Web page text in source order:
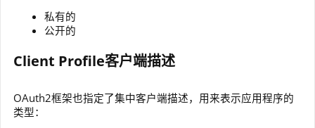
私有的
公开的
Client Profile客户端描述
OAuth2框架也指定了集中客户端描述，用来表示应用程序的
类型：